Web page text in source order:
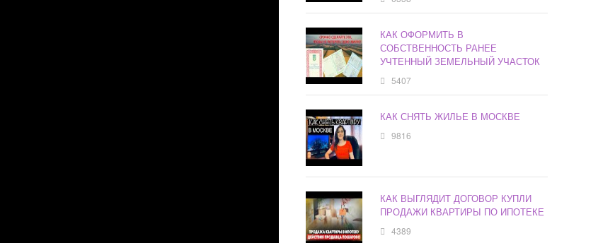
КАК ОФОРМИТЬ В
СОБСТВЕННОСТЬ РАНЕЕ
УЧТЕННЫЙ ЗЕМЕЛЬНЫЙ УЧАСТОК
5407
КАК СНЯТЬ ЖИЛЬЕ В МОСКВЕ
9816
КАК ВЫГЛЯДИТ ДОГОВОР КУПЛИ
ПРОДАЖИ КВАРТИРЫ ПО ИПОТЕКЕ
4389